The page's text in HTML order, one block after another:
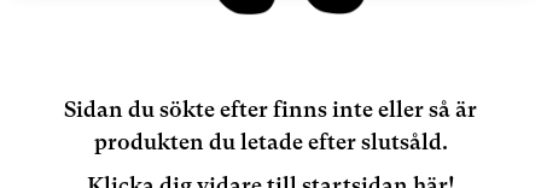
Sidan du sökte efter finns inte eller så är
produkten du letade efter slutsåld.